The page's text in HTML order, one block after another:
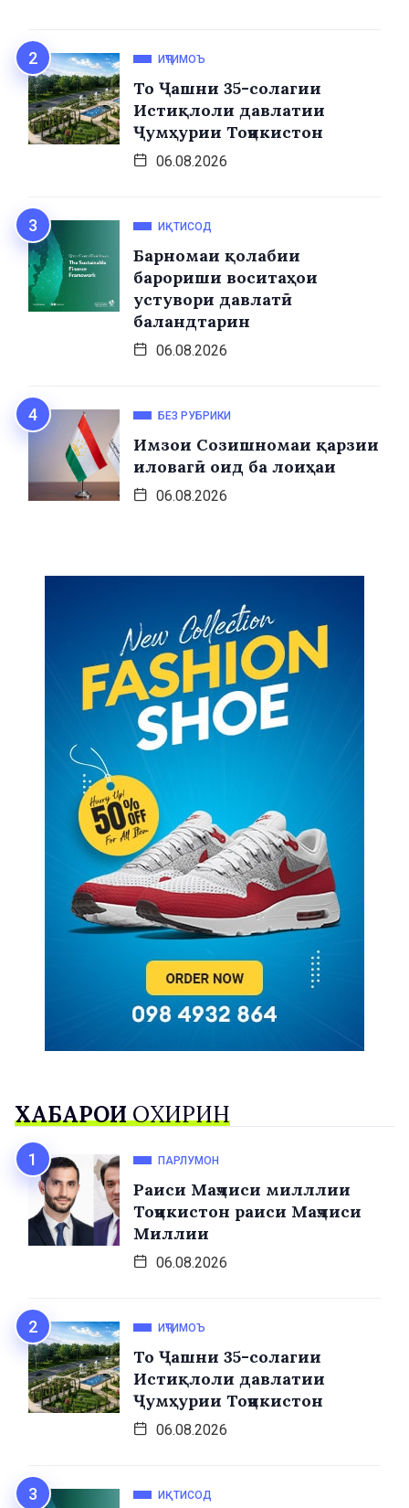
ИҶТИМОЪ
То Ҷашни 35-солагии
Истиқлоли давлатии
Ҷумҳурии Тоҷикистон
06.08.2026
ИҚТИСОД
Барномаи қолабии
барориши воситаҳои
устувори давлатӣ
баландтарин
06.08.2026
БЕЗ РУБРИКИ
Имзои Созишномаи қарзии
иловагӣ оид ба лоиҳаи
06.08.2026
ХАБАРҲОИОХИРИН
ПАРЛУМОН
Раиси Маҷлиси милллии
Тоҷикистон раиси Маҷлиси
Миллии
06.08.2026
ИҶТИМОЪ
То Ҷашни 35-солагии
Истиқлоли давлатии
Ҷумҳурии Тоҷикистон
06.08.2026
ИҚТИСОД